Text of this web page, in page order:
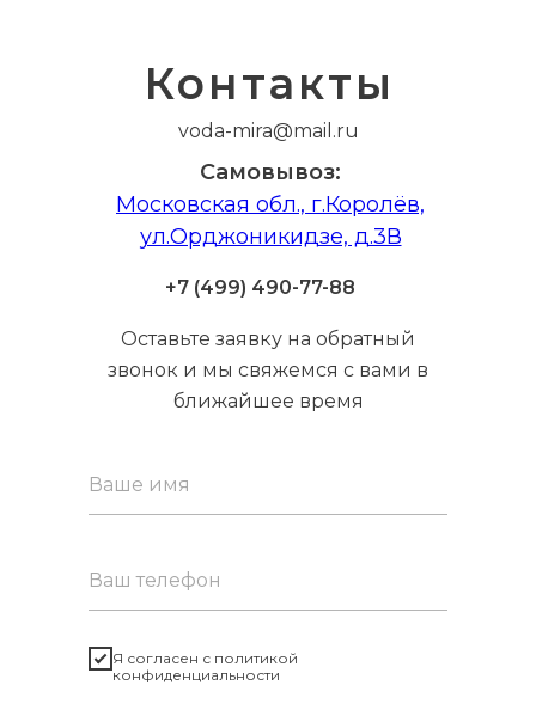
Контакты
Я согласен с политикой
конфиденциальности
Оставьте заявку на обратный
звонок и мы свяжемся с вами в
ближайшее время
voda-mira@mail.ru
+7 (499) 490-77-88
Самовывоз:
Московская обл., г.Королёв,
ул.Орджоникидзе, д.3В